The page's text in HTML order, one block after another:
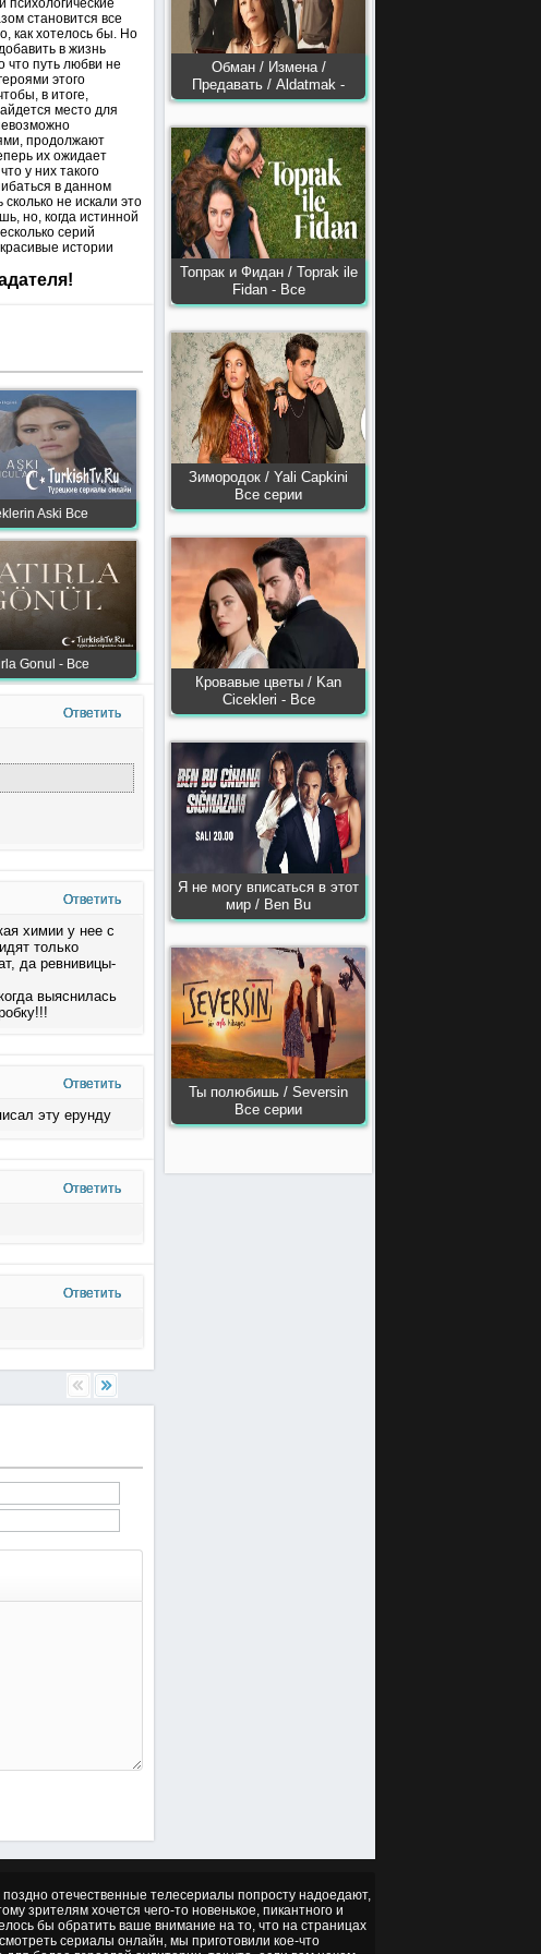
Обман / Измена /
Предавать / Aldatmak -
Топрак и Фидан / Toprak ile
Fidan - Все
Зимородок / Yali Capkini
Все серии
Кровавые цветы / Kan
Сiсekleri - Все
Я не могу вписаться в этот
мир / Ben Bu
Ты полюбишь / Seversin
Все серии
становится все
как хотелось бы. Но
в жизнь
что путь любви не
этого
в итоге,
место для
продолжают
их ожидает
у них такого
в данном
не искали это
но, когда истинной
серий
истории
Aski Все
Gonul - Все
Ответить
Ответить
химии у нее с
только
да ревнивицы-
выяснилась
Ответить
эту ерунду
Ответить
Ответить
отечественные телесериалы попросту надоедают,
зрителям хочется чего-то новенькое, пикантного и
бы обратить ваше внимание на то, что на страницах
сериалы онлайн, мы приготовили кое-что